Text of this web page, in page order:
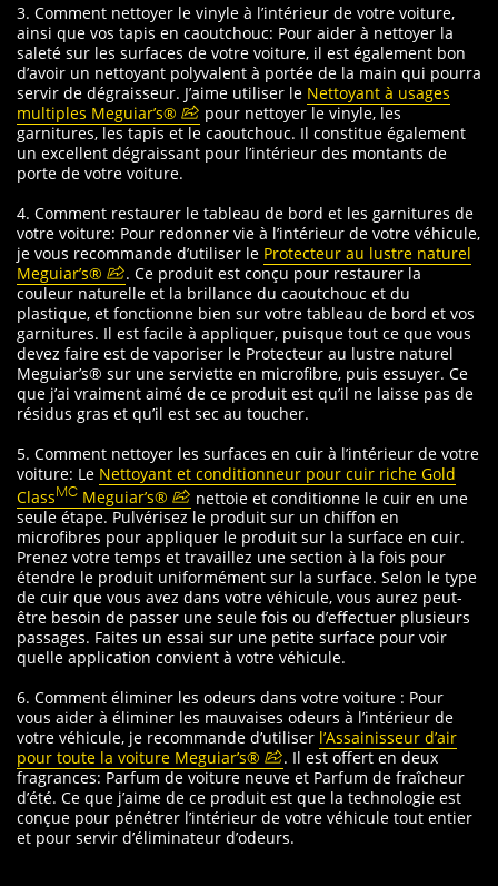
3. Comment nettoyer le vinyle à l’intérieur de votre voiture,
ainsi que vos tapis en caoutchouc: Pour aider à nettoyer la
saleté sur les surfaces de votre voiture, il est également bon
d’avoir un nettoyant polyvalent à portée de la main qui pourra
servir de dégraisseur. J’aime utiliser le Nettoyant à usages
multiples Meguiar’s®
pour nettoyer le vinyle, les
garnitures, les tapis et le caoutchouc. Il constitue également
un excellent dégraissant pour l’intérieur des montants de
porte de votre voiture.
4. Comment restaurer le tableau de bord et les garnitures de
votre voiture: Pour redonner vie à l’intérieur de votre véhicule,
je vous recommande d’utiliser le Protecteur au lustre naturel
Meguiar’s®
. Ce produit est conçu pour restaurer la
couleur naturelle et la brillance du caoutchouc et du
plastique, et fonctionne bien sur votre tableau de bord et vos
garnitures. Il est facile à appliquer, puisque tout ce que vous
devez faire est de vaporiser le Protecteur au lustre naturel
Meguiar’s® sur une serviette en microfibre, puis essuyer. Ce
que j’ai vraiment aimé de ce produit est qu’il ne laisse pas de
résidus gras et qu’il est sec au toucher.
5. Comment nettoyer les surfaces en cuir à l’intérieur de votre
voiture: Le Nettoyant et conditionneur pour cuir riche Gold
ClassMC Meguiar’s®
nettoie et conditionne le cuir en une
seule étape. Pulvérisez le produit sur un chiffon en
microfibres pour appliquer le produit sur la surface en cuir.
Prenez votre temps et travaillez une section à la fois pour
étendre le produit uniformément sur la surface. Selon le type
de cuir que vous avez dans votre véhicule, vous aurez peut-
être besoin de passer une seule fois ou d’effectuer plusieurs
passages. Faites un essai sur une petite surface pour voir
quelle application convient à votre véhicule.
6. Comment éliminer les odeurs dans votre voiture : Pour
vous aider à éliminer les mauvaises odeurs à l’intérieur de
votre véhicule, je recommande d’utiliser l’Assainisseur d’air
pour toute la voiture Meguiar’s®
. Il est offert en deux
fragrances: Parfum de voiture neuve et Parfum de fraîcheur
d’été. Ce que j’aime de ce produit est que la technologie est
conçue pour pénétrer l’intérieur de votre véhicule tout entier
et pour servir d’éliminateur d’odeurs.